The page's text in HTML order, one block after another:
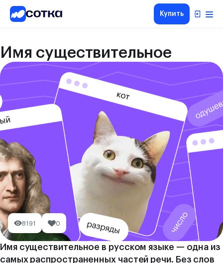
Купить
Имя существительное
8191 0
Имя существительное в русском языке — одна из
самых распространенных частей речи. Без слов